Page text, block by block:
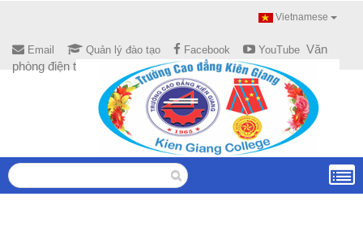
Vietnamese
Email Quản lý đào tạo Facebook YouTube Văn
phòng điện tử